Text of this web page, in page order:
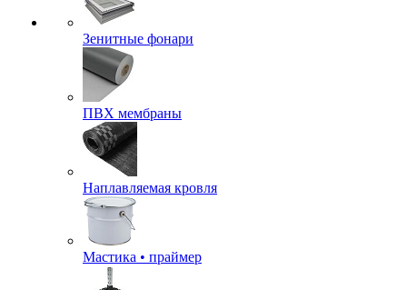
Зенитные фонари
ПВХ мембраны
Наплавляемая кровля
Мастика • праймер